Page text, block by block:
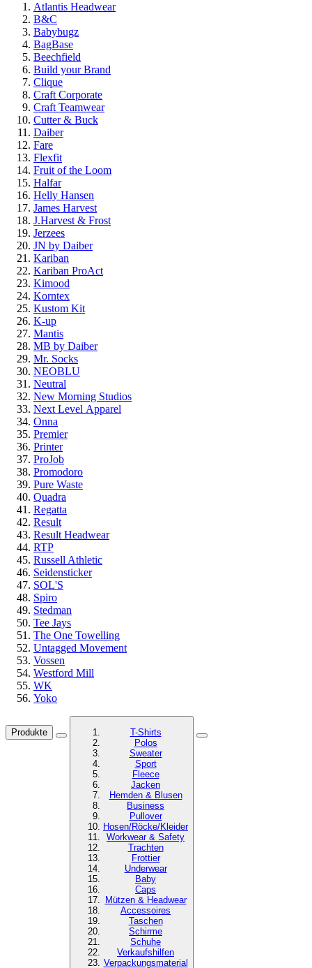
Atlantis Headwear
B&C
Babybugz
BagBase
Beechfield
Build your Brand
Clique
Craft Corporate
Craft Teamwear
Cutter & Buck
Daiber
Fare
Flexfit
Fruit of the Loom
Halfar
Helly Hansen
James Harvest
J.Harvest & Frost
Jerzees
JN by Daiber
Kariban
Kariban ProAct
Kimood
Korntex
Kustom Kit
K-up
Mantis
MB by Daiber
Mr. Socks
NEOBLU
Neutral
New Morning Studios
Next Level Apparel
Onna
Premier
Printer
ProJob
Promodoro
Pure Waste
Quadra
Regatta
Result
Result Headwear
RTP
Russell Athletic
Seidensticker
SOL'S
Spiro
Stedman
Tee Jays
The One Towelling
Untagged Movement
Vossen
Westford Mill
WK
Yoko
Produkte
T-Shirts
Polos
Sweater
Sport
Fleece
Jacken
Hemden & Blusen
Business
Pullover
Hosen/Röcke/Kleider
Workwear & Safety
Trachten
Frottier
Underwear
Baby
Caps
Mützen & Headwear
Accessoires
Taschen
Schirme
Schuhe
Verkaufshilfen
Verpackungsmaterial